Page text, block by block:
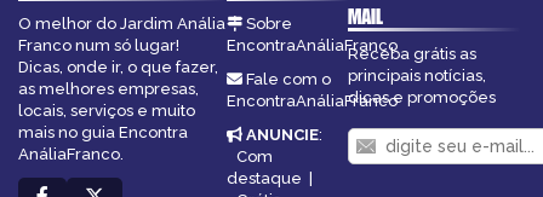
O melhor do Jardim Anália
Franco num só lugar!
Dicas, onde ir, o que fazer,
as melhores empresas,
locais, serviços e muito
mais no guia Encontra
AnáliaFranco.
Sobre
EncontraAnáliaFranco
Fale com o
EncontraAnáliaFranco
ANUNCIE:
Com
destaque |
MAIL
Receba grátis as
principais notícias,
dicas e promoções